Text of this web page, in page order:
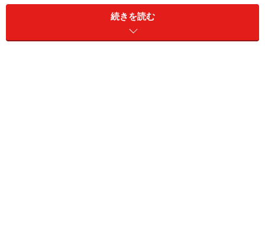
売り条件
・25営業日経過後の翌営業日寄り付きで売り
※※※※※※※※※※※※※※※※※※※※※※※※※※
続きを読む